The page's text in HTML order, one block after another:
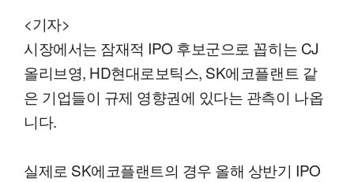
<기자>
시장에서는 잠재적 IPO 후보군으로 꼽히는 CJ
올리브영, HD현대로보틱스, SK에코플랜트 같
은 기업들이 규제 영향권에 있다는 관측이 나옵
니다.
실제로 SK에코플랜트의 경우 올해 상반기 IPO